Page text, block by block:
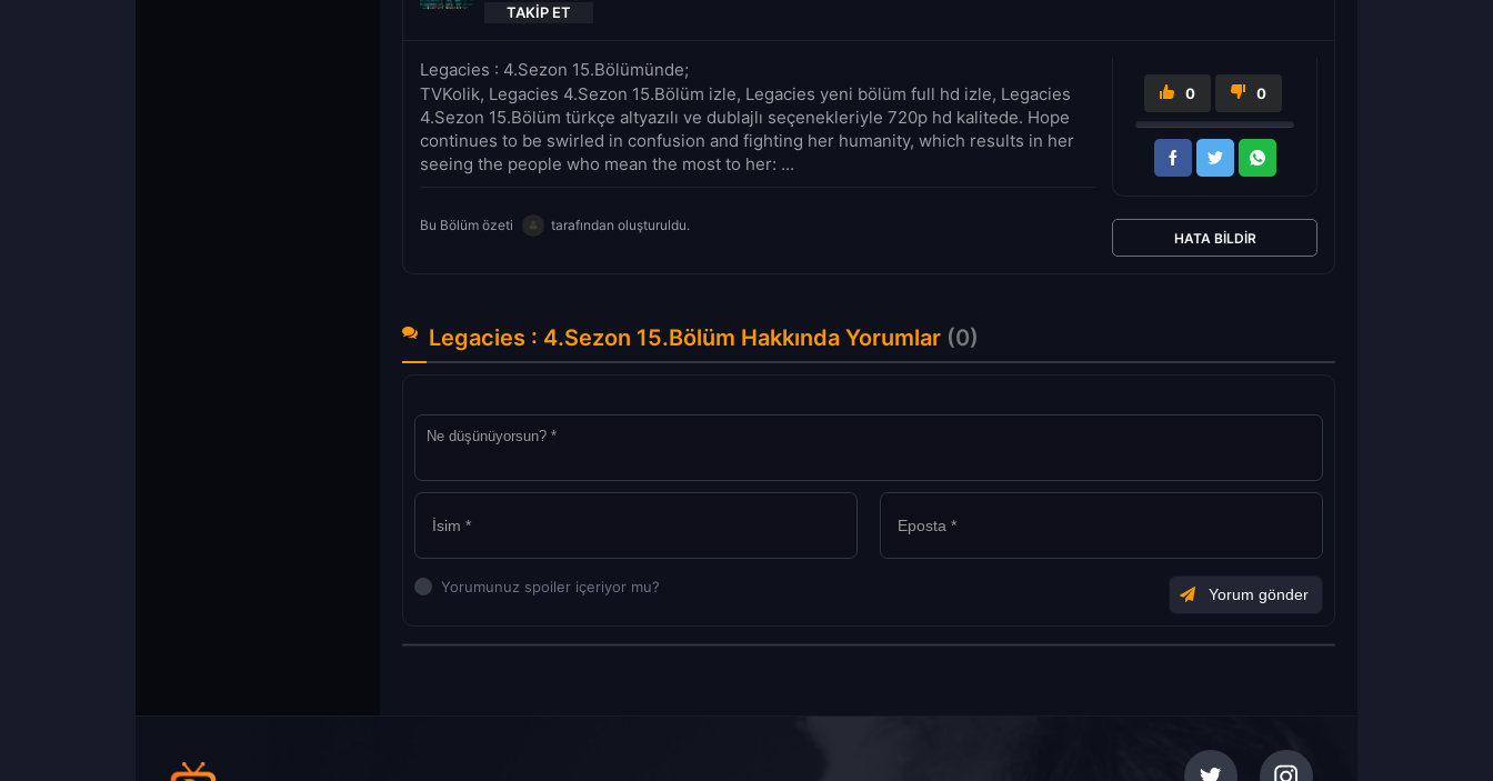
TAKIP ET
Legacies : 4.Sezon 15.Bölümünde;
TVKolik, Legacies 4.Sezon 15.Bölüm izle, Legacies yeni bölüm full hd izle, Legacies
4.Sezon 15.Bölüm türkçe altyazılı ve dublajlı seçenekleriyle 720p hd kalitede. Hope
continues to be swirled in confusion and fighting her humanity, which results in her
seeing the people who mean the most to her: ...
Bu Bölüm özeti tarafından oluşturuldu.
0 0
HATA BILDIR
Legacies : 4.Sezon 15.Bölüm Hakkında Yorumlar (0)
Yorumunuz spoiler içeriyor mu?